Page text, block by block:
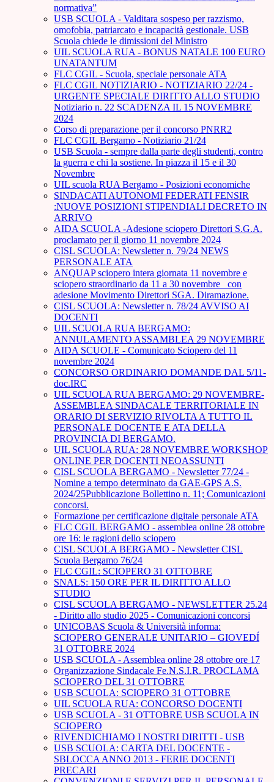
normativa”
USB SCUOLA - Valditara sospeso per razzismo,
omofobia, patriarcato e incapacità gestionale. USB
Scuola chiede le dimissioni del Ministro
UIL SCUOLA RUA - BONUS NATALE 100 EURO
UNATANTUM
FLC CGIL - Scuola, speciale personale ATA
FLC CGIL NOTIZIARIO - NOTIZIARIO 22/24 -
URGENTE SPECIALE DIRITTO ALLO STUDIO
Notiziario n. 22 SCADENZA IL 15 NOVEMBRE
2024
Corso di preparazione per il concorso PNRR2
FLC CGIL Bergamo - Notiziario 21/24
USB Scuola - sempre dalla parte degli studenti, contro
la guerra e chi la sostiene. In piazza il 15 e il 30
Novembre
UIL scuola RUA Bergamo - Posizioni economiche
SINDACATI AUTONOMI FEDERATI FENSIR
:NUOVE POSIZIONI STIPENDIALI DECRETO IN
ARRIVO
AIDA SCUOLA -Adesione sciopero Direttori S.G.A.
proclamato per il giorno 11 novembre 2024
CISL SCUOLA: Newsletter n. 79/24 NEWS
PERSONALE ATA
ANQUAP sciopero intera giornata 11 novembre e
sciopero straordinario da 11 a 30 novembre_ con
adesione Movimento Direttori SGA. Diramazione.
CISL SCUOLA: Newsletter n. 78/24 AVVISO AI
DOCENTI
UIL SCUOLA RUA BERGAMO:
ANNULAMENTO ASSAMBLEA 29 NOVEMBRE
AIDA SCUOLE - Comunicato Sciopero del 11
novembre 2024
CONCORSO ORDINARIO DOMANDE DAL 5/11-
doc.IRC
UIL SCUOLA RUA BERGAMO: 29 NOVEMBRE-
ASSEMBLEA SINDACALE TERRITORIALE IN
ORARIO DI SERVIZIO RIVOLTA A TUTTO IL
PERSONALE DOCENTE E ATA DELLA
PROVINCIA DI BERGAMO.
UIL SCUOLA RUA: 28 NOVEMBRE WORKSHOP
ONLINE PER DOCENTI NEOASSUNTI
CISL SCUOLA BERGAMO - Newsletter 77/24 -
Nomine a tempo determinato da GAE-GPS A.S.
2024/25Pubblicazione Bollettino n. 11; Comunicazioni
concorsi.
Formazione per certificazione digitale personale ATA
FLC CGIL BERGAMO - assemblea online 28 ottobre
ore 16: le ragioni dello sciopero
CISL SCUOLA BERGAMO - Newsletter CISL
Scuola Bergamo 76/24
FLC CGIL: SCIOPERO 31 OTTOBRE
SNALS: 150 ORE PER IL DIRITTO ALLO
STUDIO
CISL SCUOLA BERGAMO - NEWSLETTER 25.24
- Diritto allo studio 2025 - Comunicazioni concorsi
UNICOBAS Scuola & Università informa:
SCIOPERO GENERALE UNITARIO – GIOVEDÍ
31 OTTOBRE 2024
USB SCUOLA - Assemblea online 28 ottobre ore 17
Organizzazione Sindacale Fe.N.S.I.R. PROCLAMA
SCIOPERO DEL 31 OTTOBRE
USB SCUOLA: SCIOPERO 31 OTTOBRE
UIL SCUOLA RUA: CONCORSO DOCENTI
USB SCUOLA - 31 OTTOBRE USB SCUOLA IN
SCIOPERO
RIVENDICHIAMO I NOSTRI DIRITTI - USB
USB SCUOLA: CARTA DEL DOCENTE -
SBLOCCA ANNO 2013 - FERIE DOCENTI
PRECARI